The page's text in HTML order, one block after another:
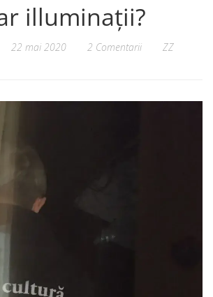
illuminații?
22 mai 2020 2 Comentarii
ZZ